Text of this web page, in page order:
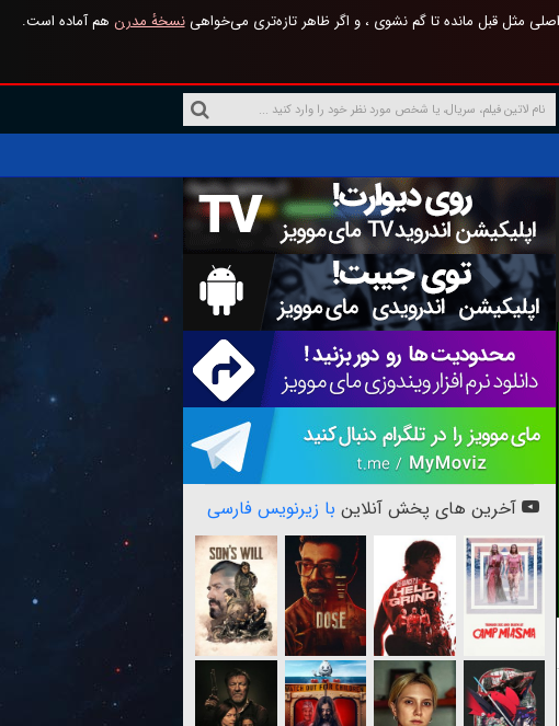
مثل قبل مانده تا گم نشوی ، و اگر ظاهر تازه‌تری می‌خواهینسخهٔ مدرن هم آماده است.
آخرین های پخش آنلاین با زیرنویس فارسی